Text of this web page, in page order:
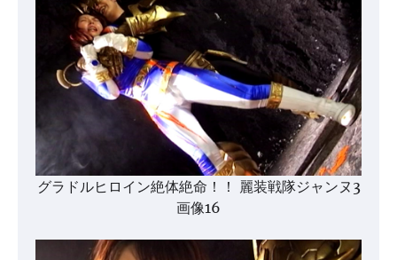
グラドルヒロイン絶体絶命！！ 麗装戦隊ジャンヌ3
画像16